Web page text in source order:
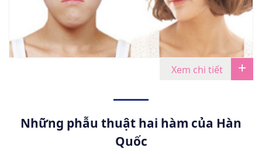
Xem chi tiết
Những phẫu thuật hai hàm của Hàn
Quốc